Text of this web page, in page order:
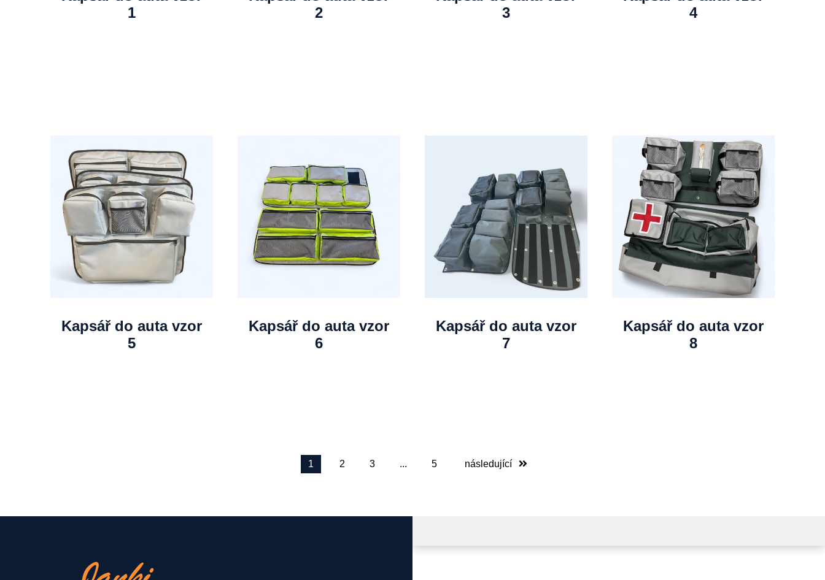
1
2
3
4
Kapsář do auta vzor
5
Kapsář do auta vzor
6
Kapsář do auta vzor
7
Kapsář do auta vzor
8
1 2 3 ... 5 následující